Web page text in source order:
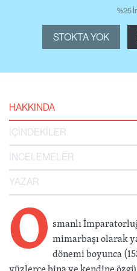
%25
STOKTA YOK
HAKKINDA
İÇİNDEKİLER
İNCELEMELER
YAZAR
Osmanlı
mimarbaşı olarak
dönemi boyunca